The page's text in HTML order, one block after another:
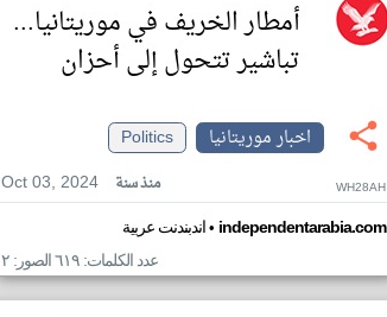
أمطار الخريف في موريتانيا...
تباشير تتحول إلى أحزان
اخبار موريتانيا
Politics
Oct 03, 2024
منذ سنة WH28AH
اندبندنت عربية• independentarabia.com
عدد الكلمات: ٦١٩ الصور: ٢